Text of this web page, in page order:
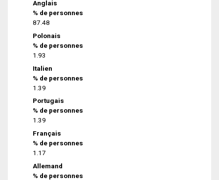
Anglais
% de personnes
87.48
Polonais
% de personnes
1.93
Italien
% de personnes
1.39
Portugais
% de personnes
1.39
Français
% de personnes
1.17
Allemand
% de personnes